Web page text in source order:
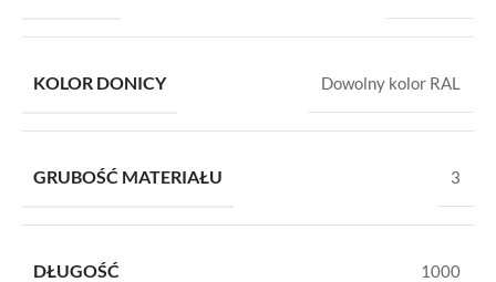
KOLOR DONICY Dowolny kolor RAL
GRUBOŚĆ MATERIAŁU 3
DŁUGOŚĆ 1000